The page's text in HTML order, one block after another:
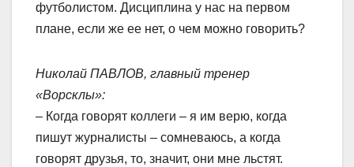
футболистом. Дисциплина у нас на первом
плане, если же ее нет, о чем можно говорить?
Николай ПАВЛОВ, главный тренер
«Ворсклы»:
– Когда говорят коллеги – я им верю, когда
пишут журналисты – сомневаюсь, а когда
говорят друзья, то, значит, они мне льстят.